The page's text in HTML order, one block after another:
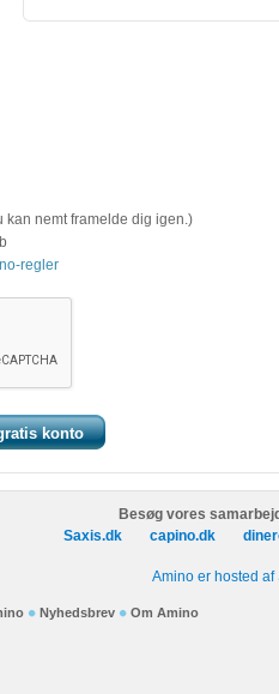
kan nemt framelde dig igen.)
regler
Besøg vores
Saxis.dk
capino.dk
Amino er hosted af
Nyhedsbrev Om Amino